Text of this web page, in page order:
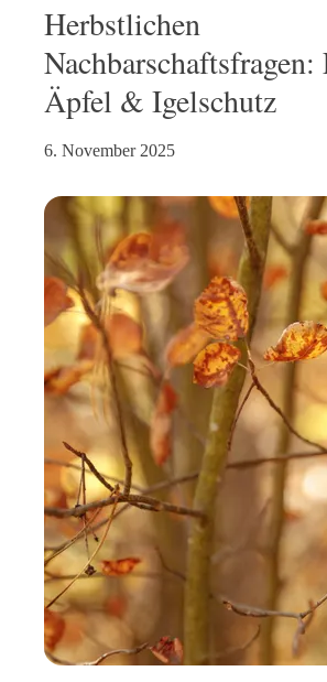
Herbstlichen
Nachbarschaftsfragen:
Äpfel & Igelschutz
6. November 2025